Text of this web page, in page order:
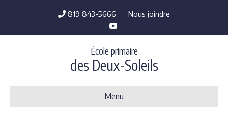
819 843-5666
Nous joindre
Youtube
École primaire
des Deux-Soleils
Menu